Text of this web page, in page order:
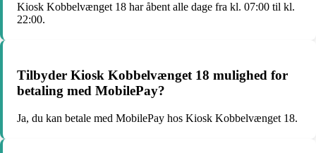
Kiosk Kobbelvænget 18 har åbent alle dage fra kl. 07:00 til kl.
22:00.
Tilbyder Kiosk Kobbelvænget 18 mulighed for
betaling med MobilePay?
Ja, du kan betale med MobilePay hos Kiosk Kobbelvænget 18.